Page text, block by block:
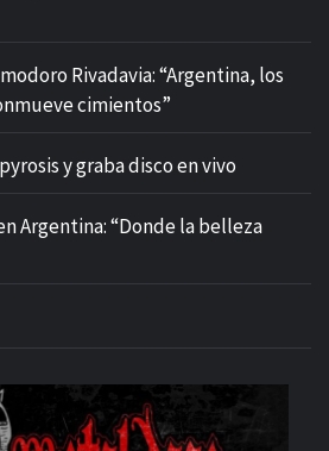
Rivadavia: “Argentina, los
cimientos”
y graba disco en vivo
Argentina: “Donde la belleza